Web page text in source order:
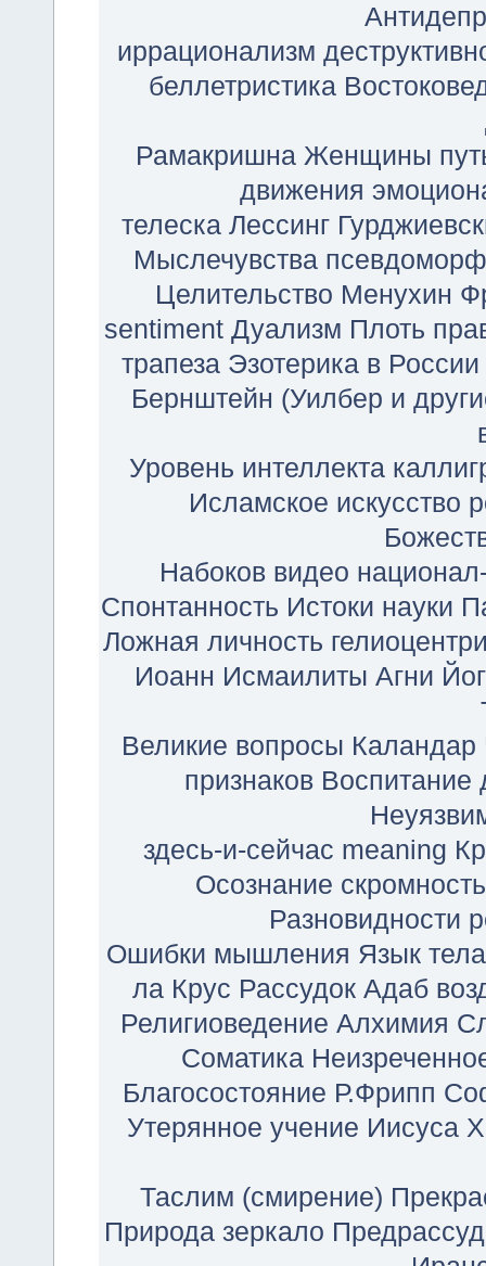
иррационализм
беллетристика
Рамакришна Женщины
движения
телеска Лессинг
Мыслечувства
Целительство Менухин
sentiment Дуализм Плоть
трапеза Эзотерика в России
Бернштейн (Уилбер и
Уровень интеллекта
Исламское искусство
Набоков видео
Спонтанность Истоки науки
Ложная личность
Иоанн Исмаилиты Агни
Великие вопросы Каландар
признаков Воспитание
здесь-и-сейчас meaning
Осознание скромность
Разновидности
Ошибки мышления Язык тела
ла Крус Рассудок Адаб
Религиоведение Алхимия
Соматика
Благосостояние Р.Фрипп
Утерянное учение Иисуса
Таслим (смирение)
Природа зеркало